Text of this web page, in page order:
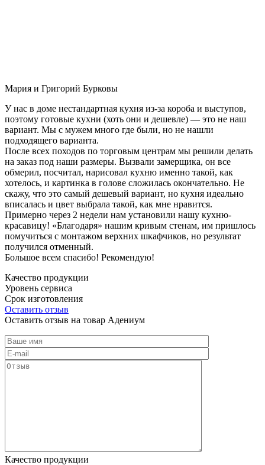
Мария и Григорий Бурковы
У нас в доме нестандартная кухня из-за короба и выступов,
поэтому готовые кухни (хоть они и дешевле) — это не наш
вариант. Мы с мужем много где были, но не нашли
подходящего варианта.
После всех походов по торговым центрам мы решили делать
на заказ под наши размеры. Вызвали замерщика, он все
обмерил, посчитал, нарисовал кухню именно такой, как
хотелось, и картинка в голове сложилась окончательно. Не
скажу, что это самый дешевый вариант, но кухня идеально
вписалась и цвет выбрала такой, как мне нравится.
Примерно через 2 недели нам установили нашу кухню-
красавицу! «Благодаря» нашим кривым стенам, им пришлось
помучиться с монтажом верхних шкафчиков, но результат
получился отменный.
Большое всем спасибо! Рекомендую!
Качество продукции
Уровень сервиса
Срок изготовления
Оставить отзыв
Оставить отзыв на товар Адениум
Качество продукции